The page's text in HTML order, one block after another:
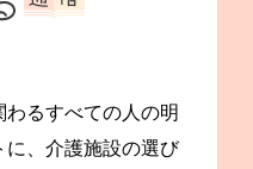
るすべての人の明
に、介護施設の選び